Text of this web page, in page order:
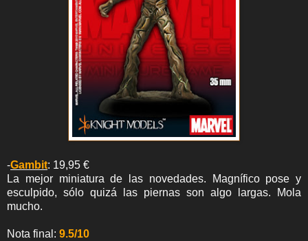
-Gambit: 19,95 €
La mejor miniatura de las novedades. Magnífico pose y
esculpido, sólo quizá las piernas son algo largas. Mola
mucho.
Nota final: 9.5/10